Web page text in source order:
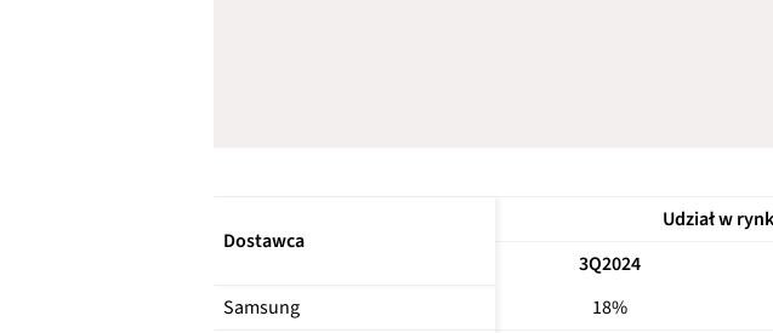
Dostawca
Udział w
3Q2024
Samsung
18%